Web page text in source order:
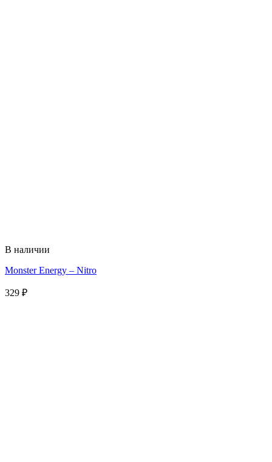
В наличии
Monster Energy – Nitro
329 ₽